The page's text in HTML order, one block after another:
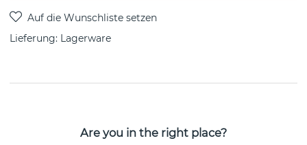
Lieferung: Lagerware
Letters Pearl pendant Gold / per styck Recyceltes
Silber/vergoldet 8 mm von der schwedischen Marke CU
Are you in the right place?